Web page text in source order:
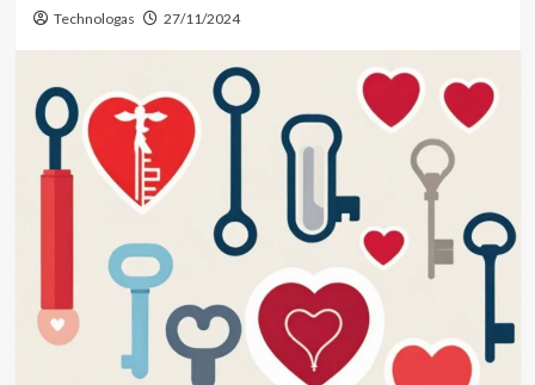
Technologas 27/11/2024